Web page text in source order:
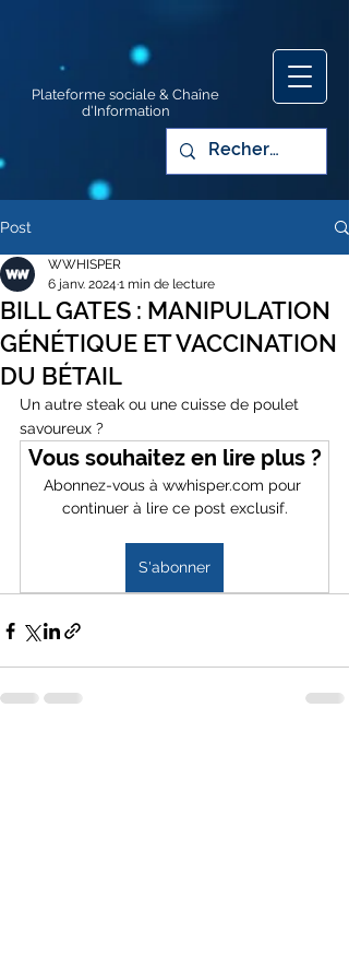
Plateforme sociale & Chaîne
d'Information
Post
BILL GATES : MANIPULATION
GÉNÉTIQUE ET VACCINATION
DU BÉTAIL
WWHISPER
6 janv. 2024 1 min de lecture
Un autre steak ou une cuisse de poulet
savoureux ?
Vous souhaitez en lire plus ?
Abonnez-vous à wwhisper.com pour
continuer à lire ce post exclusif.
S'abonner